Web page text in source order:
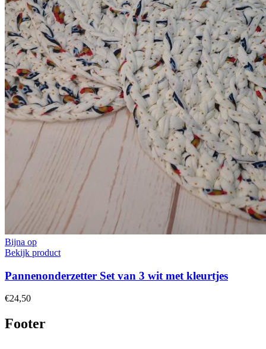
Bijna op
Bekijk product
Pannenonderzetter Set van 3 wit met kleurtjes
€24,50
Footer